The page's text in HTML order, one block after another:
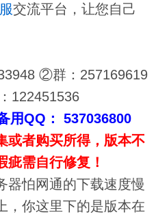
交流平台，让您自己
②群：257169619
122451536
用QQ： 537036800
或者购买所得，版本不
疵需自行修复！
网通的下载速度慢
，你这里下的是版本在